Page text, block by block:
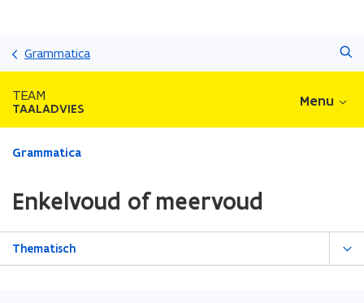
Grammatica
TEAM
TAALADVIES Menu
Gedaan
zich
op:
Enkelvoud
Grammatica
Enkelvoud of meervoud
Thematisch